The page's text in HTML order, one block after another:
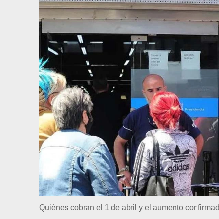
Quiénes cobran el 1 de abril y el aumento